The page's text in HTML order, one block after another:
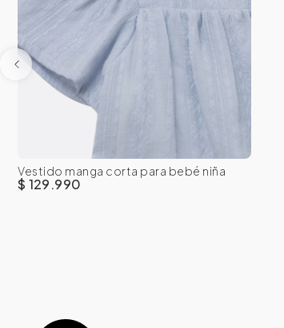
24M
3-6M 6-9M
Vestido manga corta para bebé niña
$ 129.990